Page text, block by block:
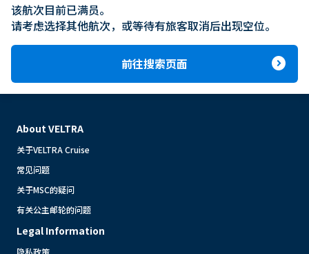
该航次目前已满员。
请考虑选择其他航次，或等待有旅客取消后出现空位。
前往搜索页面 expand_circle_right
About VELTRA
关于VELTRA Cruise
常见问题
关于MSC的疑问
有关公主邮轮的问题
Legal Information
隐私政策